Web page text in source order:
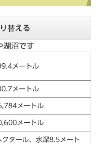
替える
湖沼です
メートル
メートル
メートル
メートル
クタール、水深8.5メート